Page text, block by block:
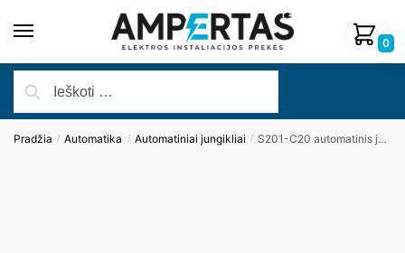
0
Pradžia / Automatika / Automatiniai jungikliai / S201-C20 automatinis jungiklis 1P 20A (ABB)